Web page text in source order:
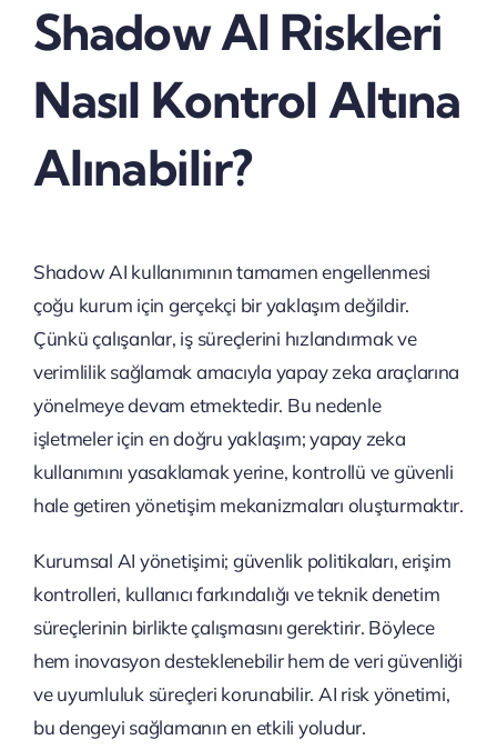
Shadow AI Riskleri
Nasıl Kontrol Altına
Alınabilir?
Shadow AI kullanımının tamamen engellenmesi
çoğu kurum için gerçekçi bir yaklaşım değildir.
Çünkü çalışanlar, iş süreçlerini hızlandırmak ve
verimlilik sağlamak amacıyla yapay zeka araçlarına
yönelmeye devam etmektedir. Bu nedenle
işletmeler için en doğru yaklaşım; yapay zeka
kullanımını yasaklamak yerine, kontrollü ve güvenli
hale getiren yönetişim mekanizmaları oluşturmaktır.
Kurumsal AI yönetişimi; güvenlik politikaları, erişim
kontrolleri, kullanıcı farkındalığı ve teknik denetim
süreçlerinin birlikte çalışmasını gerektirir. Böylece
hem inovasyon desteklenebilir hem de veri güvenliği
ve uyumluluk süreçleri korunabilir. AI risk yönetimi,
bu dengeyi sağlamanın en etkili yoludur.